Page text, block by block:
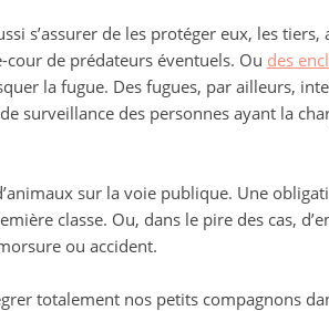
s’assurer de les protéger eux, les
de prédateurs éventuels. Ou des
la fugue. Des fugues, par ailleurs,
surveillance des personnes ayant la
sur la voie publique. Une
classe. Ou, dans le pire des cas,
ou accident.
totalement nos petits compagnons